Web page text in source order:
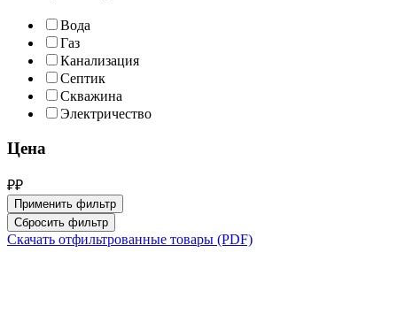
Вода
Газ
Канализация
Септик
Скважина
Электричество
Цена
₽₽
Применить фильтр
Сбросить фильтр
Скачать отфильтрованные товары (PDF)